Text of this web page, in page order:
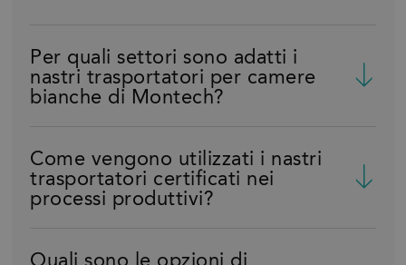
Per quali settori sono adatti i
nastri trasportatori per camere
bianche di Montech?
Come vengono utilizzati i nastri
trasportatori certificati nei
processi produttivi?